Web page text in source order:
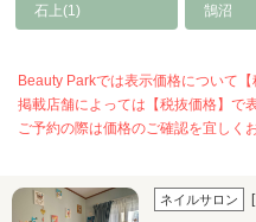
石上(1) 鵠沼
Beauty Parkでは表示価格について
掲載店舗によっては【税抜価格】で
ご予約の際は価格のご確認を宜しく
ネイルサロン